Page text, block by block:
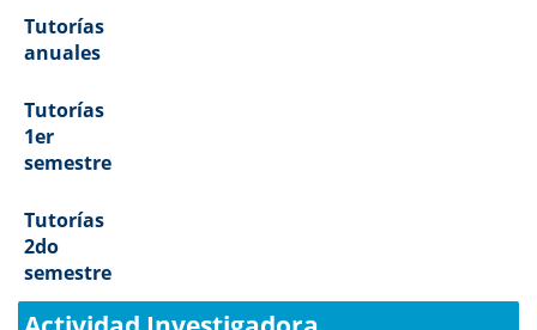
Tutorías
anuales
Tutorías
1er
semestre
Tutorías
2do
semestre